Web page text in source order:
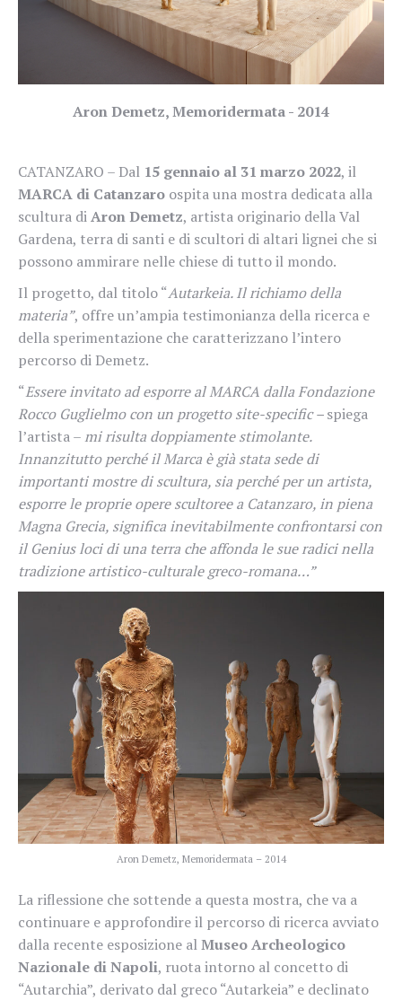
Aron Demetz, Memoridermata - 2014
CATANZARO – Dal 15 gennaio al 31 marzo 2022, il
MARCA di Catanzaro ospita una mostra dedicata alla
scultura diAron Demetz, artista originario della Val
Gardena, terra di santi e di scultori di altari lignei che si
possono ammirare nelle chiese di tutto il mondo.
Il progetto, dal titolo“Autarkeia. Il richiamo della
materia”, offre un’ampia testimonianza della ricerca e
della sperimentazione che caratterizzano l’intero
percorso di Demetz.
“Essere invitato ad esporre al MARCA dalla Fondazione
Rocco Guglielmo con un progetto site-specific –spiega
l’artista –mi risulta doppiamente stimolante.
Innanzitutto perché il Marca è già stata sede di
importanti mostre di scultura, sia perché per un artista,
esporre le proprie opere scultoree a Catanzaro, in piena
Magna Grecia, significa inevitabilmente confrontarsi con
il Genius loci di una terra che affonda le sue radici nella
tradizione artistico-culturale greco-romana…”
Aron Demetz, Memoridermata – 2014
La riflessione che sottende a questa mostra, che va a
continuare e approfondire il percorso di ricerca avviato
dalla recente esposizione alMuseo Archeologico
Nazionale di Napoli, ruota intorno al concetto di
“Autarchia”, derivato dal greco “Autarkeia” e declinato